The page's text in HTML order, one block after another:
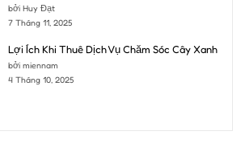
bởi Huy Đạt
7 Tháng 11, 2025
Lợi Ích Khi Thuê Dịch Vụ Chăm Sóc Cây Xanh
bởi miennam
4 Tháng 10, 2025